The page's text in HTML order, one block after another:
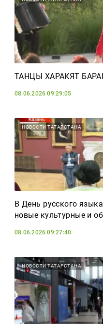
ТАНЦЫ ХАРАКЯТ
08.06.2026 09:29:05
НОВОСТИ ТАТАРСТАНА
В День русского
новые культурные и
08.06.2026 09:27:40
НОВОСТИ ТАТАРСТАНА